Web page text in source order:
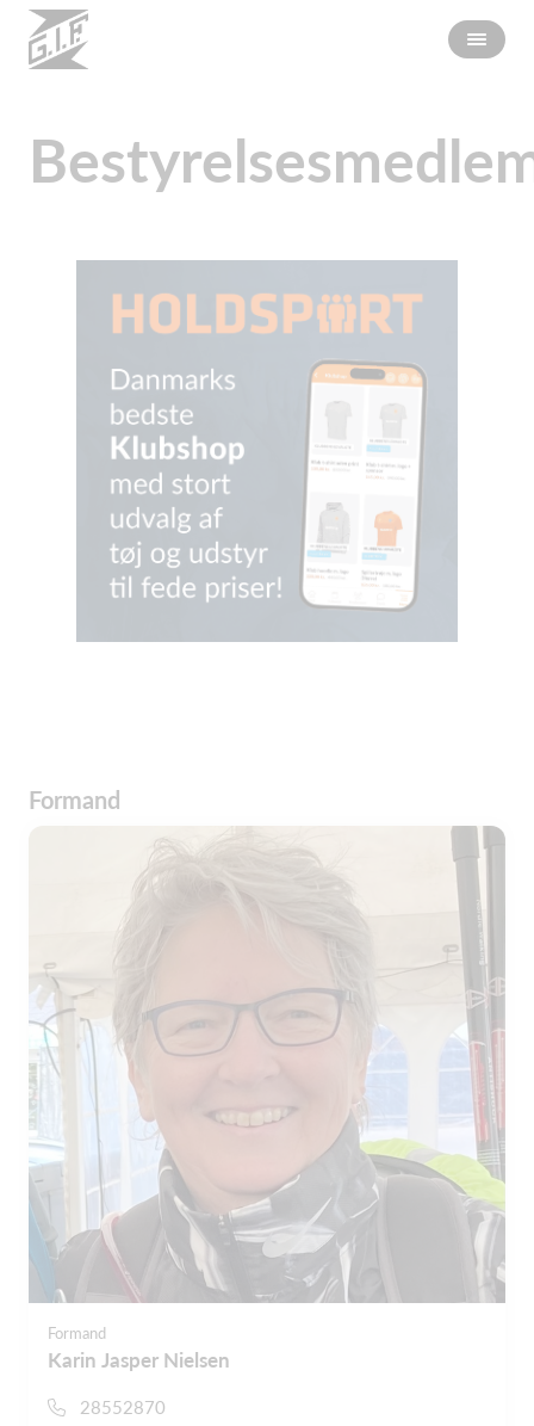
Formand
Formand
Karin Jasper Nielsen
28552870